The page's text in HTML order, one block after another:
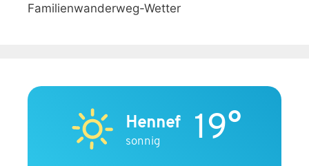
Familienwanderweg-Wetter
Hennef
sonnig 19°